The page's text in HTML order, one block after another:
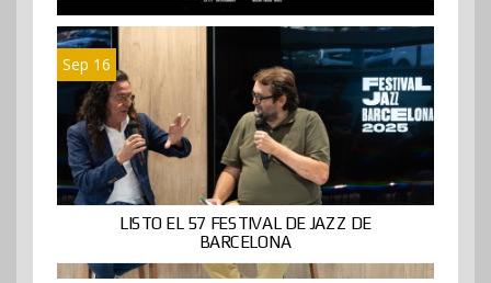
Sep 16
LISTO EL 57 FESTIVAL DE JAZZ DE
BARCELONA